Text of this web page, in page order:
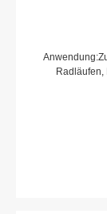
Klemmen